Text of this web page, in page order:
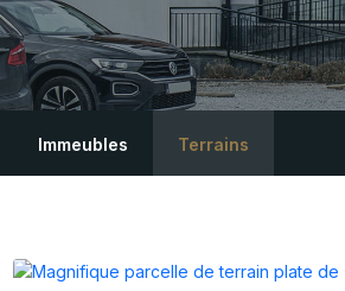
Immeubles Terrains